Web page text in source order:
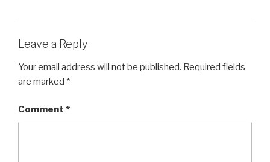
Leave a Reply
Your email address will not be published. Required fields
are marked *
Comment *